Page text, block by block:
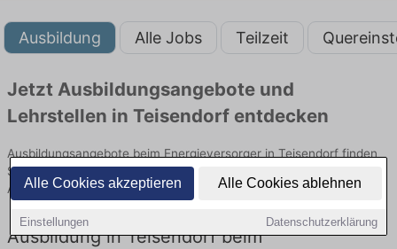
Alle Cookies akzeptieren Alle Cookies ablehnen
Einstellungen Datenschutzerklärung
Ausbildung Alle Jobs Teilzeit
Jetzt Ausbildungsangebote und
Lehrstellen in Teisendorf entdecken
Ausbildungsangebote beim Energieversorger in Teisendorf finden
Sie von namhaften Firmen. Entdecken Sie freie Optionen von Top-
Arbeitgebern und bewerben Sie sich noch heute.
Ausbildung in Teisendorf beim